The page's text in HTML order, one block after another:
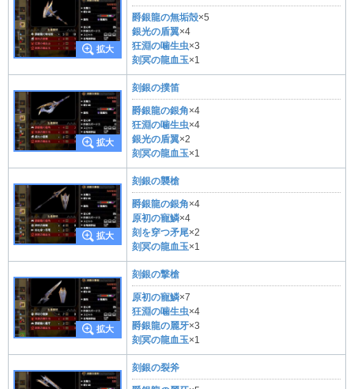
爵銀龍の無垢殻×5
銀光の盾翼×4
狂淵の噛生虫×3
刻冥の龍血玉×1
刻銀の撲笛
爵銀龍の銀角×4
狂淵の噛生虫×4
銀光の盾翼×2
刻冥の龍血玉×1
刻銀の襲槍
爵銀龍の銀角×4
原初の寵鱗×4
刻を穿つ矛尾×2
刻冥の龍血玉×1
刻銀の撃槍
原初の寵鱗×7
狂淵の噛生虫×4
爵銀龍の麗牙×3
刻冥の龍血玉×1
刻銀の裂斧